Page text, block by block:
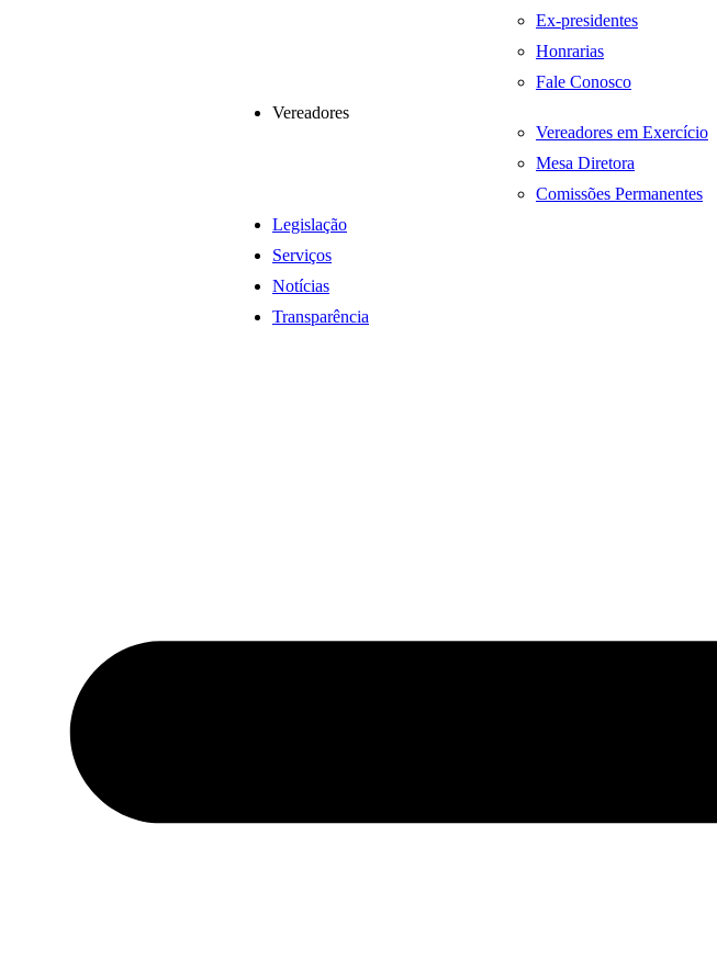
Ex-presidentes
Honrarias
Fale Conosco
Vereadores
Vereadores em Exercício
Mesa Diretora
Comissões Permanentes
Legislação
Serviços
Notícias
Transparência